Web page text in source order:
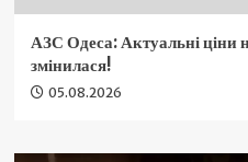
АЗС Одеса: Актуальні ціни
змінилася!
05.08.2026